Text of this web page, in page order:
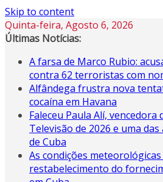
Skip to content
Quinta-feira, Agosto 6, 2026
Últimas Notícias:
A farsa de Marco Rubio:
contra 62 terroristas com
Alfândega frustra nova
cocaína em Havana
Faleceu Paula Alí,
Televisão de 2026 e uma
de Cuba
As condições
restabelecimento do